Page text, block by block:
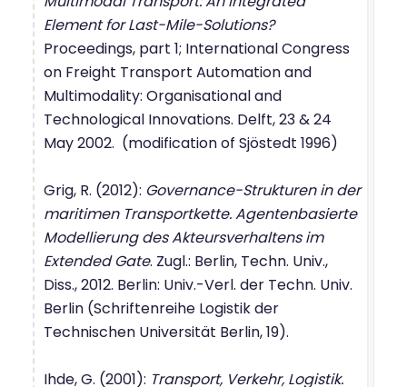
Element for Last-Mile-Solutions?
Proceedings, part 1; International Congress
on Freight Transport Automation and
Multimodality: Organisational and
Technological Innovations. Delft, 23 & 24
May 2002. (modification of Sjöstedt 1996)
Grig, R. (2012): Governance-Strukturen in der
maritimen Transportkette. Agentenbasierte
Modellierung des Akteursverhaltens im
Extended Gate. Zugl.: Berlin, Techn. Univ.,
Diss., 2012. Berlin: Univ.-Verl. der Techn. Univ.
Berlin (Schriftenreihe Logistik der
Technischen Universität Berlin, 19).
Ihde, G. (2001): Transport, Verkehr, Logistik.